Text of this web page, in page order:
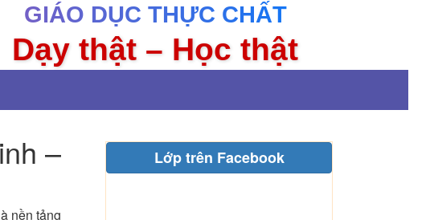
GIÁO DỤC THỰC CHẤT
Dạy thật – Học thật
–
nền tảng
Lớp trên Facebook